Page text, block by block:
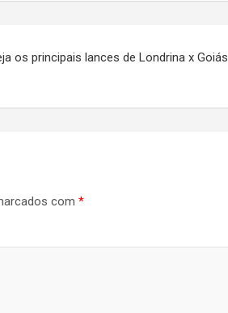
os principais lances de Londrina x Goiás
com *